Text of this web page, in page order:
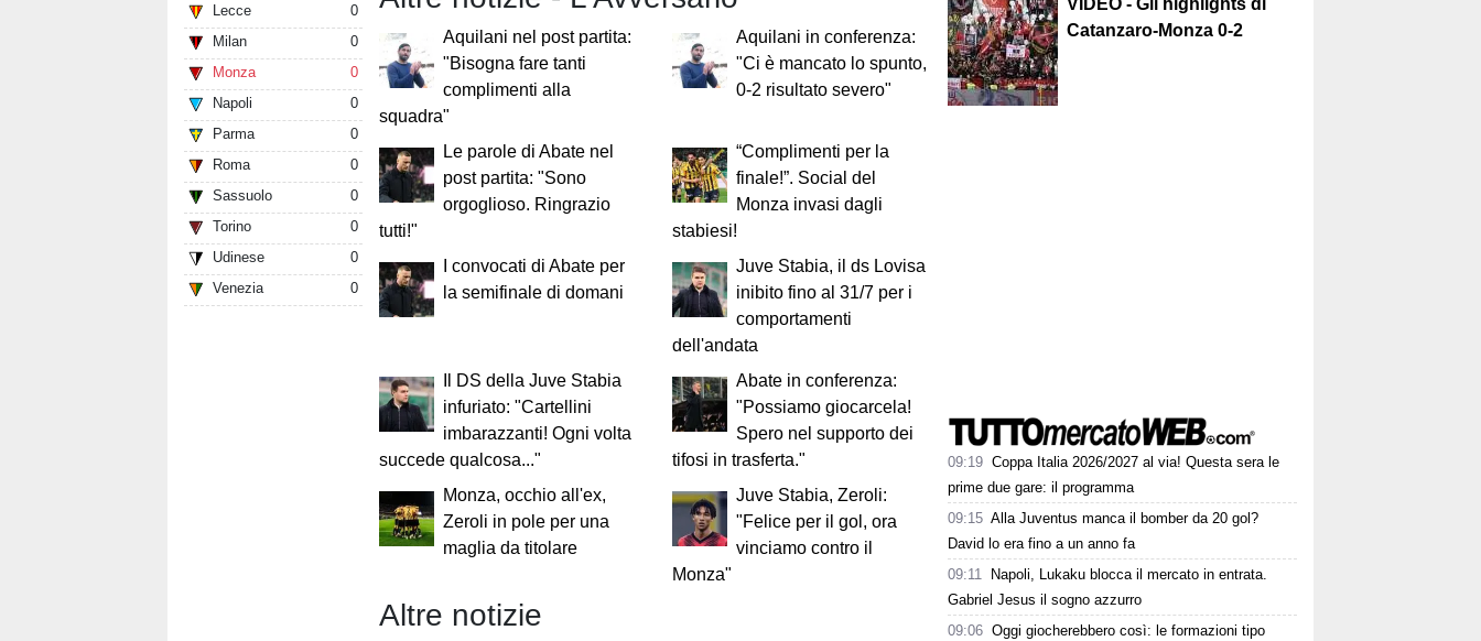
Lecce
0
Milan
0
Monza
0
Napoli
0
Parma
0
Roma
0
Sassuolo
0
Torino
0
Udinese
0
Venezia
0
Aquilani nel post partita:
"Bisogna fare tanti
complimenti alla
squadra"
Aquilani in conferenza:
"Ci è mancato lo spunto,
0-2 risultato severo"
Le parole di Abate nel
post partita: "Sono
orgoglioso. Ringrazio
tutti!"
“Complimenti per la
finale!”. Social del
Monza invasi dagli
stabiesi!
I convocati di Abate per
la semifinale di domani
Juve Stabia, il ds Lovisa
inibito fino al 31/7 per i
comportamenti
dell'andata
Il DS della Juve Stabia
infuriato: "Cartellini
imbarazzanti! Ogni volta
succede qualcosa..."
Abate in conferenza:
"Possiamo giocarcela!
Spero nel supporto dei
tifosi in trasferta."
Monza, occhio all'ex,
Zeroli in pole per una
maglia da titolare
Juve Stabia, Zeroli:
"Felice per il gol, ora
vinciamo contro il
Monza"
Altre notizie
VIDEO - Gli highlights di
Catanzaro-Monza 0-2
09:19 Coppa Italia 2026/2027 al via! Questa sera le
prime due gare: il programma
09:15 Alla Juventus manca il bomber da 20 gol?
David lo era fino a un anno fa
09:11
Napoli, Lukaku blocca il mercato in entrata.
Gabriel Jesus il sogno azzurro
09:06 Oggi giocherebbero così: le formazioni tipo